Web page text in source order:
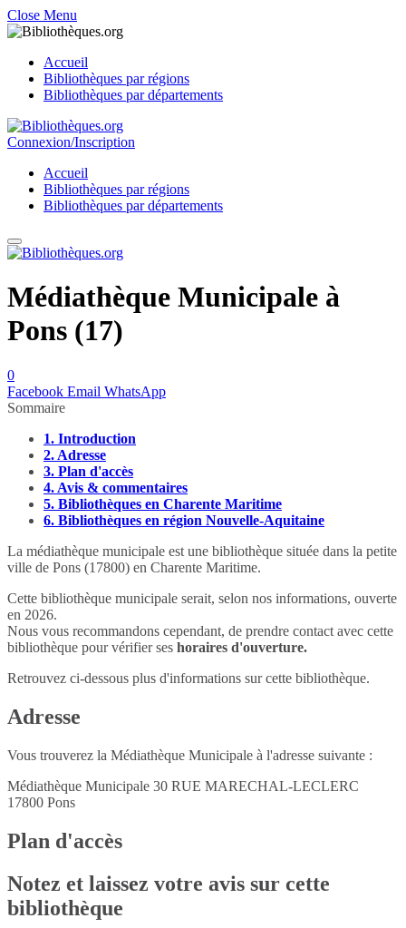
Close Menu
Accueil
Bibliothèques par régions
Bibliothèques par départements
Connexion/Inscription
Accueil
Bibliothèques par régions
Bibliothèques par départements
Médiathèque Municipale à
Pons (17)
0
Facebook Email WhatsApp
Sommaire
1. Introduction
2. Adresse
3. Plan d'accès
4. Avis & commentaires
5. Bibliothèques en Charente Maritime
6. Bibliothèques en région Nouvelle-Aquitaine
La médiathèque municipale est une bibliothèque située dans la petite
ville de Pons (17800) en Charente Maritime.
Cette bibliothèque municipale serait, selon nos informations, ouverte
en 2026.
Nous vous recommandons cependant, de prendre contact avec cette
bibliothèque pour vérifier ses horaires d'ouverture.
Retrouvez ci-dessous plus d'informations sur cette bibliothèque.
Adresse
Vous trouverez la Médiathèque Municipale à l'adresse suivante :
Médiathèque Municipale 30 RUE MARECHAL-LECLERC
17800 Pons
Plan d'accès
Notez et laissez votre avis sur cette
bibliothèque